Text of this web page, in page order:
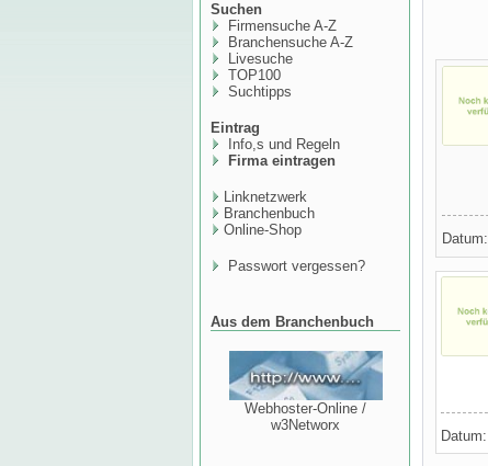
Suchen
Firmensuche A-Z
Branchensuche A-Z
Livesuche
TOP100
Suchtipps
Eintrag
Info,s und Regeln
Firma eintragen
Linknetzwerk
Branchenbuch
Online-Shop
Passwort vergessen?
Aus dem Branchenbuch
Webhoster-Online /
w3Networx
Datum:
Datum: